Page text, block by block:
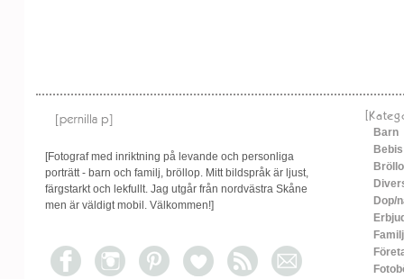
[Fotograf med inriktning på levande och personliga
porträtt - barn och familj, bröllop. Mitt bildspråk är ljust,
färgstarkt och lekfullt. Jag utgår från nordvästra Skåne
men är väldigt mobil. Välkommen!]
Barn
Bebis
Dop/
Familj